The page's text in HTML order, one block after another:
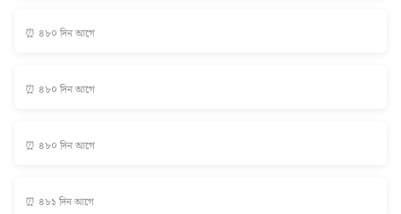
⏰ ৪৮০ দিন আগে
⏰ ৪৮০ দিন আগে
⏰ ৪৮০ দিন আগে
⏰ ৪৮১ দিন আগে